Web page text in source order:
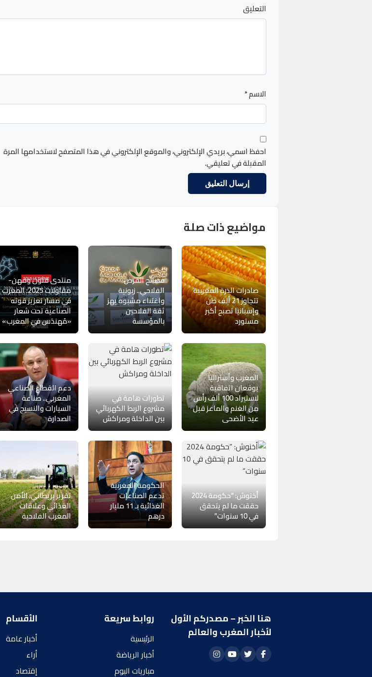
التعليق
الاسم*
احفظ اسمي، بريدي الإلكتروني، والموقع الإلكتروني في هذا المتصفح لاستخدامها المرة
المقبلة في تعليقي.
مواضيع ذات صلة
صادرات الذرة المغربية
تتجاوز 21 ألف طن
وإسبانيا تصبح أكبر
مستورد
فضائح القرض
الفلاحي.. زبونية
واغتناء مشبوه يهز
ثقة الفلاحين
بالمؤسسة
منتدى فنون ومهن-
مقاولات 2025: المغرب
في مسار تعزيز قوته
الصناعية تحت شعار
«مُهندَس في المغرب»
المغرب وأستراليا
يوقعان اتفاقية
لاستيراد 100 ألف رأس
من الغنم والماعز قبل
عيد الأضحى
تطورات هامة في
مشروع الربط الكهربائي
بين الداخلة ومراكش
دعم القطاع الصناعي
المغربي.. صناعة
السيارات والنسيج في
الصدارة
أخنوش: “حكومة 2024
حققت ما لم يتحقق
في 10 سنوات”
الحكومة المغربية
تدعم الصناعات
الغذائية بـ 11 مليار
درهم
تقرير بريطاني: الأمن
الغذائي وعلاقات
المغرب الفلاحية
هنا الخبر – مصدركم الأول
لأخبار المغرب والعالم
روابط سريعة
الرئيسية
أخبار الرياضة
مباريات اليوم
الأقسام
أخبار عامة
أراء
إقتصاد